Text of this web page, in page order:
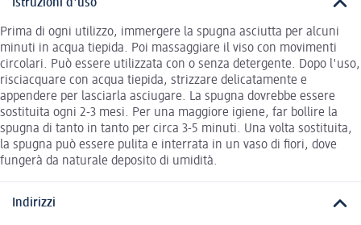
Istruzioni d'uso
Prima di ogni utilizzo, immergere la spugna asciutta per alcuni
minuti in acqua tiepida. Poi massaggiare il viso con movimenti
circolari. Può essere utilizzata con o senza detergente. Dopo l'uso,
risciacquare con acqua tiepida, strizzare delicatamente e
appendere per lasciarla asciugare. La spugna dovrebbe essere
sostituita ogni 2-3 mesi. Per una maggiore igiene, far bollire la
spugna di tanto in tanto per circa 3-5 minuti. Una volta sostituita,
la spugna può essere pulita e interrata in un vaso di fiori, dove
fungerà da naturale deposito di umidità.
Indirizzi